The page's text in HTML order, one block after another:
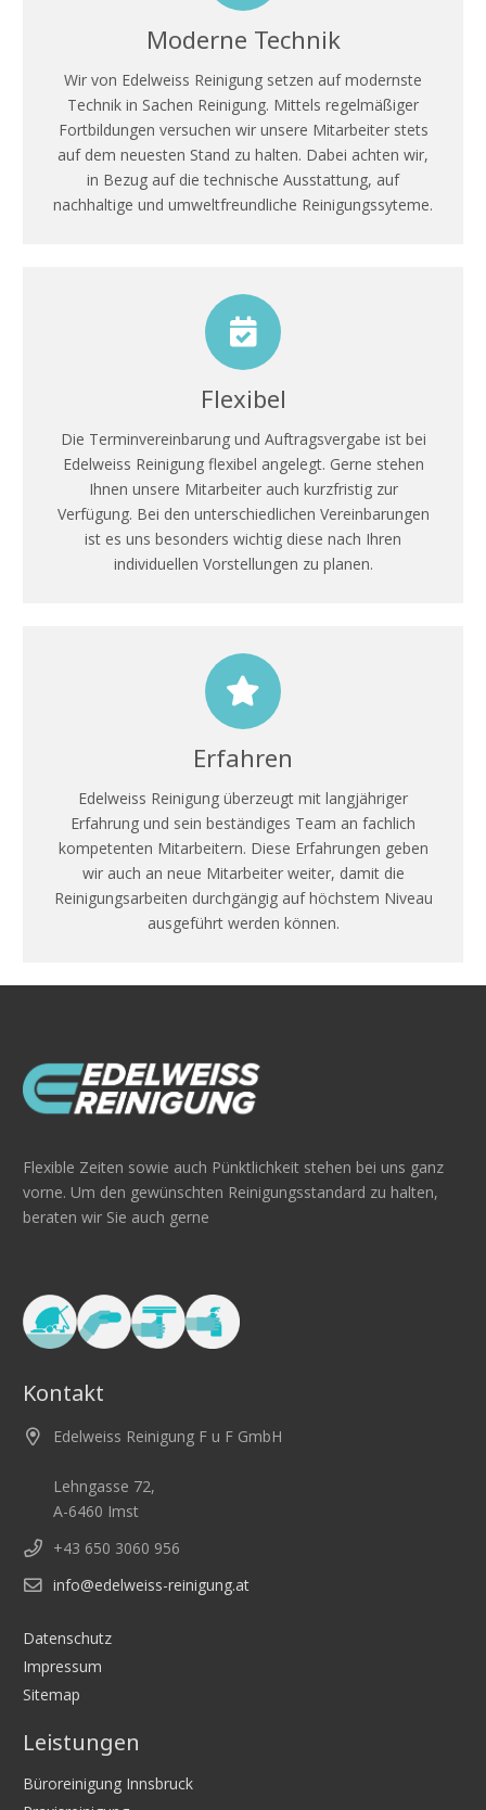
Moderne Technik
Wir von Edelweiss Reinigung setzen auf modernste
Technik in Sachen Reinigung. Mittels regelmäßiger
Fortbildungen versuchen wir unsere Mitarbeiter stets
auf dem neuesten Stand zu halten. Dabei achten wir,
in Bezug auf die technische Ausstattung, auf
nachhaltige und umweltfreundliche Reinigungssyteme.
Flexibel
Die Terminvereinbarung und Auftragsvergabe ist bei
Edelweiss Reinigung flexibel angelegt. Gerne stehen
Ihnen unsere Mitarbeiter auch kurzfristig zur
Verfügung. Bei den unterschiedlichen Vereinbarungen
ist es uns besonders wichtig diese nach Ihren
individuellen Vorstellungen zu planen.
Erfahren
Edelweiss Reinigung überzeugt mit langjähriger
Erfahrung und sein beständiges Team an fachlich
kompetenten Mitarbeitern. Diese Erfahrungen geben
wir auch an neue Mitarbeiter weiter, damit die
Reinigungsarbeiten durchgängig auf höchstem Niveau
ausgeführt werden können.
Flexible Zeiten sowie auch Pünktlichkeit stehen bei uns ganz
vorne. Um den gewünschten Reinigungsstandard zu halten,
beraten wir Sie auch gerne
Kontakt
Edelweiss Reinigung F u F GmbH
Lehngasse 72,
A-6460 Imst
+43 650 3060 956
info@edelweiss-reinigung.at
Datenschutz
Impressum
Sitemap
Leistungen
Büroreinigung Innsbruck